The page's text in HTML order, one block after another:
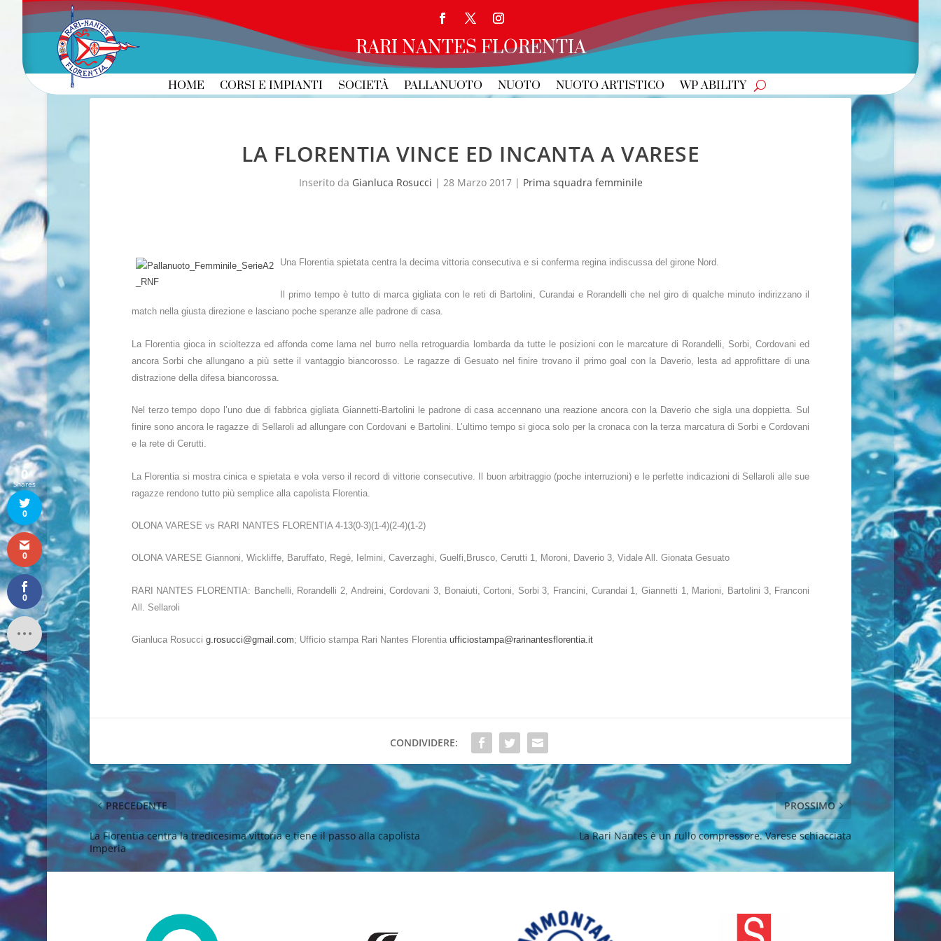
RARI NANTES FLORENTIA
HOME CORSI E IMPIANTI SOCIETÀ PALLANUOTO NUOTO NUOTO ARTISTICO WP ABILITY
LA FLORENTIA VINCE ED INCANTA A VARESE
Inserito da Gianluca Rosucci | 28 Marzo 2017| Prima squadra femminile
Una Florentia spietata centra la decima vittoria consecutiva e si conferma regina indiscussa del girone Nord.
Il primo tempo è tutto di marca gigliata con le reti di Bartolini, Curandai e Rorandelli che nel giro di qualche minuto indirizzano il
match nella giusta direzione e lasciano poche speranze alle padrone di casa.
La Florentia gioca in scioltezza ed affonda come lama nel burro nella retroguardia lombarda da tutte le posizioni con le marcature di Rorandelli, Sorbi, Cordovani ed
ancora Sorbi che allungano a più sette il vantaggio biancorosso. Le ragazze di Gesuato nel finire trovano il primo goal con la Daverio, lesta ad approfittare di una
distrazione della difesa biancorossa.
Nel terzo tempo dopo l’uno due di fabbrica gigliata Giannetti-Bartolini le padrone di casa accennano una reazione ancora con la Daverio che sigla una doppietta. Sul
finire sono ancora le ragazze di Sellaroli ad allungare con Cordovani e Bartolini. L’ultimo tempo si gioca solo per la cronaca con la terza marcatura di Sorbi e Cordovani
e la rete di Cerutti.
La Florentia si mostra cinica e spietata e vola verso il record di vittorie consecutive. Il buon arbitraggio (poche interruzioni) e le perfette indicazioni di Sellaroli alle sue
ragazze rendono tutto più semplice alla capolista Florentia.
OLONA VARESE vs RARI NANTES FLORENTIA 4-13(0-3)(1-4)(2-4)(1-2)
OLONA VARESE Giannoni, Wickliffe, Baruffato, Regè, Ielmini, Caverzaghi, Guelfi,Brusco, Cerutti 1, Moroni, Daverio 3, Vidale All. Gionata Gesuato
RARI NANTES FLORENTIA: Banchelli, Rorandelli 2, Andreini, Cordovani 3, Bonaiuti, Cortoni, Sorbi 3, Francini, Curandai 1, Giannetti 1, Marioni, Bartolini 3, Franconi
All. Sellaroli
Gianluca Rosucci g.rosucci@gmail.com; Ufficio stampa Rari Nantes Florentia ufficiostampa@rarinantesflorentia.it
CONDIVIDERE:
PRECEDENTE
La Florentia centra la tredicesima vittoria e tiene il passo alla capolista
Imperia
PROSSIMO
La Rari Nantes è un rullo compressore. Varese schiacciata
0
Shares
0
0
0